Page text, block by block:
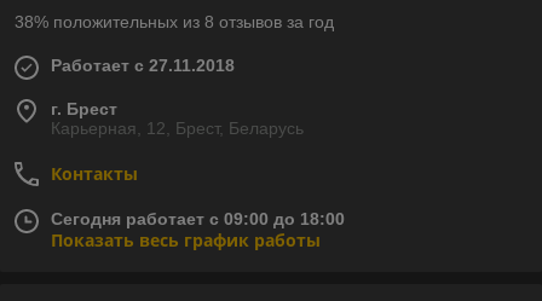
38% положительных из 8 отзывов за год
Работает с 27.11.2018
г. Брест
Карьерная, 12, Брест, Беларусь
Контакты
Сегодня работает с 09:00 до 18:00
Показать весь график работы